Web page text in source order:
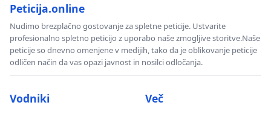
Peticija.online
Nudimo brezplačno gostovanje za spletne peticije. Ustvarite
profesionalno spletno peticijo z uporabo naše zmogljive storitve.Naše
peticije so dnevno omenjene v medijih, tako da je oblikovanje peticije
odličen način da vas opazi javnost in nosilci odločanja.
Vodniki Več